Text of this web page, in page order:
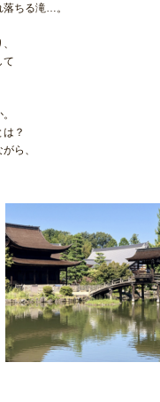
ちる滝…。
て
？
ら、